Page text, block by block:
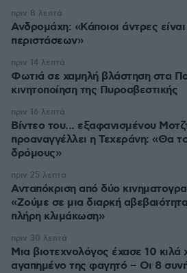
Ανδρομάχη: «Κάποιοι άντρες
περιστάσεων»
πριν 8 λεπτά
Φωτιά σε χαμηλή βλάστηση στα
κινητοποίηση της Πυροσβεστικής
πριν 14 λεπτά
Βίντεο του... εξαφανισμένου
προαναγγέλλει η Τεχεράνη: «Θα
δρόμους»
πριν 16 λεπτά
Ανταπόκριση από δύο
«Ζούμε σε μια διαρκή
πλήρη κλιμάκωση»
πριν 25 λεπτά
Μια βιοτεχνολόγος έχασε 10 κιλά
αγαπημένο της φαγητό – Οι 8
πριν 30 λεπτά